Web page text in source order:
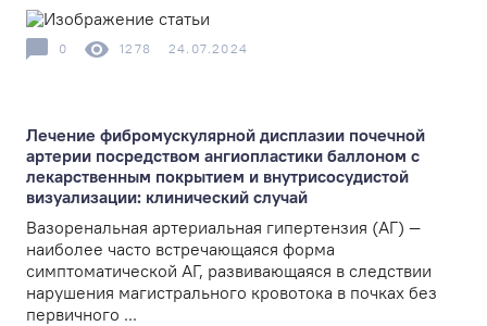
0 1278 24.07.2024
Лечение фибромускулярной дисплазии почечной
артерии посредством ангиопластики баллоном с
лекарственным покрытием и внутрисосудистой
визуализации: клинический случай
Вазоренальная артериальная гипертензия (АГ) —
наиболее часто встречающаяся форма
симптоматической АГ, развивающаяся в следствии
нарушения магистрального кровотока в почках без
первичного ...